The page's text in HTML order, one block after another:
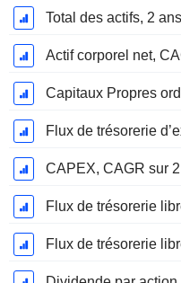
Total des actifs, 2
Actif corporel net,
Capitaux Propres
CAPEX, CAGR sur